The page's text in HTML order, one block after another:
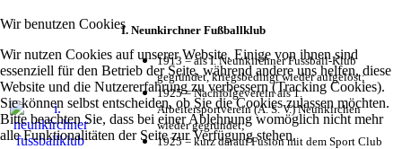
Wir benutzen Cookies
Wir nutzen Cookies auf unserer Website. Einige von ihnen sind
essenziell für den Betrieb der Seite, während andere uns helfen, diese
Website und die Nutzererfahrung zu verbessern (Tracking Cookies).
Sie können selbst entscheiden, ob Sie die Cookies zulassen möchten.
Bitte beachten Sie, dass bei einer Ablehnung womöglich nicht mehr
alle Funktionalitäten der Seite zur Verfügung stehen.
I. Neunkirchner Fußballklub
1913 = als I. Neunkirchner Fussball-Klub
gegründet, kriegsbedingt wieder aufgelöst;
1925 = Nachfolgeverein als 1.
Arbeitersportverein (A. S. V.) Neunkirchen
wieder gegründet;
1925 = kurz darauf Fusion mit dem Sport Club